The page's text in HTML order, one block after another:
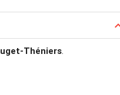
Théniers.